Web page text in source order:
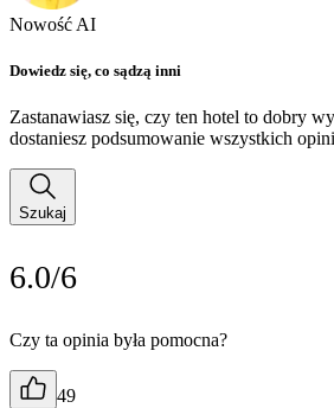
Nowość AI
Dowiedz się, co sądzą inni
Zastanawiasz się, czy ten hotel to dobry
dostaniesz podsumowanie wszystkich
Szukaj
6.0/6
Czy ta opinia była pomocna?
49